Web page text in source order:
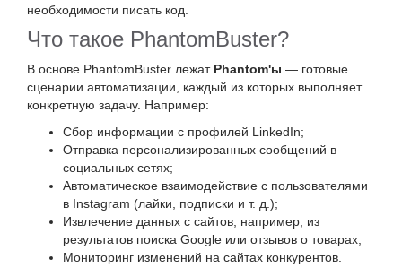
необходимости писать код.
Что такое PhantomBuster?
В основе PhantomBuster лежат Phantom'ы — готовые
сценарии автоматизации, каждый из которых выполняет
конкретную задачу. Например:
Сбор информации с профилей LinkedIn;
Отправка персонализированных сообщений в
социальных сетях;
Автоматическое взаимодействие с пользователями
в Instagram (лайки, подписки и т. д.);
Извлечение данных с сайтов, например, из
результатов поиска Google или отзывов о товарах;
Мониторинг изменений на сайтах конкурентов.